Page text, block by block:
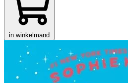
in winkelmand